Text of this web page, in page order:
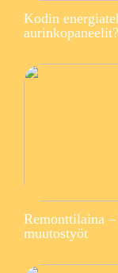
Kodin
aurinkopaneelit?
Remonttilaina
muutostyöt